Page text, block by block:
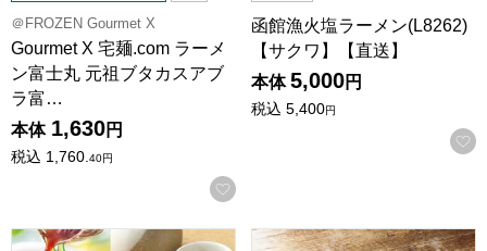
＠FROZEN Gourmet X
Gourmet X 宅麺.com ラーメ
ン富士丸 元祖ブタカスアブ
ラ富…
本体 1,630円
税込 1,760.40円
お気に入りに登録する
函館漁火塩ラーメン(L8262)
【サクワ】【直送】
本体 5,000円
税込 5,400円
阿藻珍味 尾道ラーメン・冷麺・練りものセット【夏の贈り
麺の清水屋 岐阜人気ラーメ